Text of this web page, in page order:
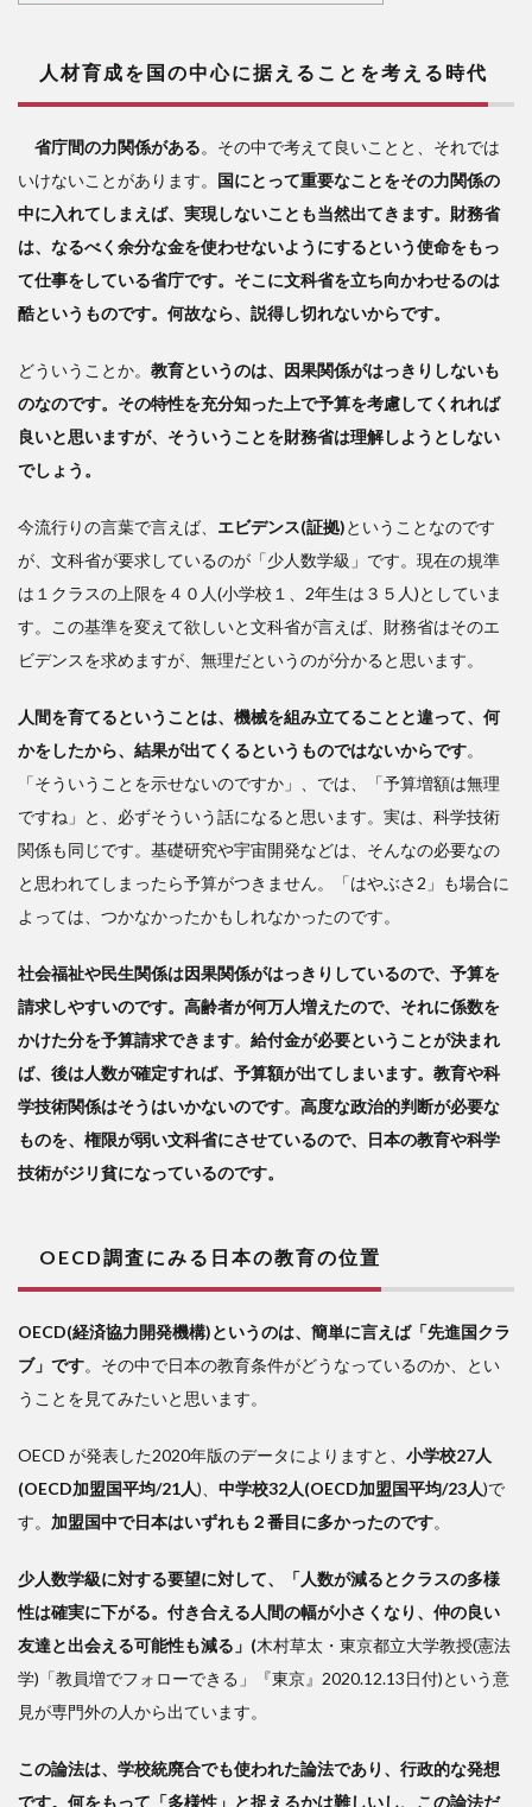
2
調査
にみ
る日
教育
の位
置
教
員養
成の
在り
方を
的に
考え
代
人材育成を国の中心に据えることを考える時代
省庁間の力関係がある。その中で考えて良いことと、それでは
いけないことがあります。 国にとって重要なことをその力関係の
中に入れてしまえば、実現しないことも当然出てきます。財務省
は、なるべく余分な金を使わせないようにするという使命をもっ
て仕事をしている省庁です。そこに文科省を立ち向かわせるのは
酷というものです。何故なら、説得し切れないからです。
どういうことか。 教育というのは、因果関係がはっきりしないも
のなのです。その特性を充分知った上で予算を考慮してくれれば
良いと思いますが、そういうことを財務省は理解しようとしない
でしょう。
今流行りの言葉で言えば、 エビデンス(証拠)ということなのです
が、文科省が要求しているのが「少人数学級」です。現在の規準
は１クラスの上限を４０人(小学校１、2年生は３５人)としていま
す。この基準を変えて欲しいと文科省が言えば、財務省はそのエ
ビデンスを求めますが、無理だというのが分かると思います。
人間を育てるということは、機械を組み立てることと違って、何
かをしたから、結果が出てくるというものではないからです。
「そういうことを示せないのですか」、では、「予算増額は無理
ですね」と、必ずそういう話になると思います。実は、科学技術
関係も同じです。基礎研究や宇宙開発などは、そんなの必要なの
と思われてしまったら予算がつきません。「はやぶさ2」も場合に
よっては、つかなかったかもしれなかったのです。
社会福祉や民生関係は因果関係がはっきりしているので、予算を
請求しやすいのです。高齢者が何万人増えたので、それに係数を
かけた分を予算請求できます。 給付金が必要ということが決まれ
ば、後は人数が確定すれば、予算額が出てしまいます。教育や科
学技術関係はそうはいかないのです。 高度な政治的判断が必要な
ものを、権限が弱い文科省にさせているので、日本の教育や科学
技術がジリ貧になっているのです。
OECD調査にみる日本の教育の位置
OECD(経済協力開発機構)というのは、簡単に言えば「先進国クラ
ブ」です。その中で日本の教育条件がどうなっているのか、とい
うことを見てみたいと思います。
OECD が発表した2020年版のデータによりますと、 小学校27人
(OECD加盟国平均/21人)、 中学校32人(OECD加盟国平均/23人)で
す。 加盟国中で日本はいずれも２番目に多かったのです。
少人数学級に対する要望に対して、「人数が減るとクラスの多様
性は確実に下がる。付き合える人間の幅が小さくなり、仲の良い
友達と出会える可能性も減る」(木村草太・東京都立大学教授(憲法
学)「教員増でフォローできる」『東京』2020.12.13日付)という意
見が専門外の人から出ています。
この論法は、学校統廃合でも使われた論法であり、行政的な発想
です。何をもって「多様性」と捉えるかは難しいし、この論法だ